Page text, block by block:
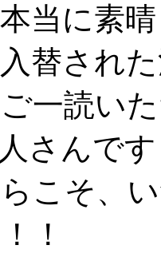
当に素
替され
一読い
さんで
こそ、
！